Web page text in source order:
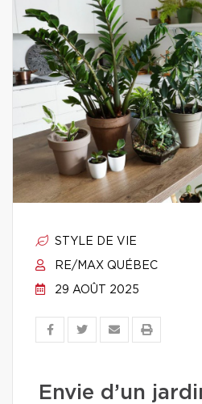
STYLE DE VIE
RE/MAX QUÉBEC
29 AOÛT 2025
Envie d’un